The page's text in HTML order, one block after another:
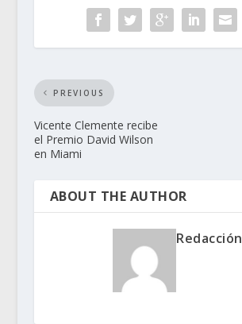
PREVIOUS
Vicente Clemente recibe
el Premio David Wilson
en Miami
ABOUT THE AUTHOR
Redacción